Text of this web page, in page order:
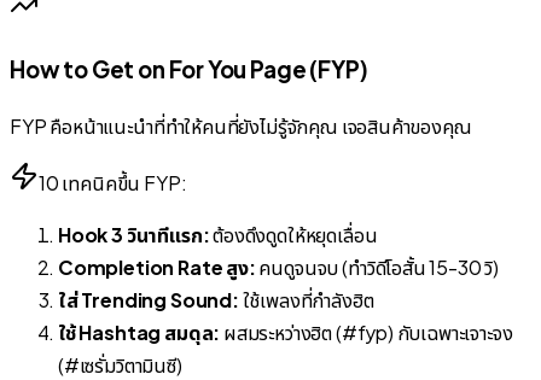
How to Get on For You Page (FYP)
FYP คือหน้าแนะนำที่ทำให้คนที่ยังไม่รู้จักคุณ เจอสินค้าของคุณ
10 เทคนิคขึ้น FYP:
Hook 3 วินาทีแรก:ต้องดึงดูดให้หยุดเลื่อน
Completion Rate สูง:คนดูจนจบ (ทำวิดีโอสั้น 15-30 วิ)
ใส่ Trending Sound:ใช้เพลงที่กำลังฮิต
ใช้ Hashtag สมดุล: ผสมระหว่างฮิต (#fyp) กับเฉพาะเจาะจง
(#เซรั่มวิตามินซี)